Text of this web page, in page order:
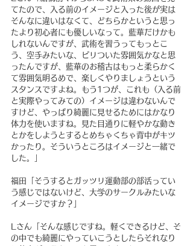
てたので、入る前のイメージと入った後が実は
そんなに違いはなくて、どちらかというと思っ
たより初心者にも優しいなって。藍華だけかも
しれないんですが、武術を習うってもっとこ
う、空手みたいな、ピリついた雰囲気かなと思
ったんですが、藍華のお稽古はもっと柔らかく
て雰囲気明るめで、楽しくやりましょうという
スタンスですよね。もう1つが、これも（入る前
と実際やってみての）イメージは違わないんで
すけど、やっぱり綺麗に見せるためにはかなり
体力を使いますね。見た目通りに軽やかな動き
とかをしようとするとめちゃくちゃ背中がキツ
かったり。そういうところはイメージと一緒で
した。」
福田「そうするとガッツリ運動部の部活ってい
う感じではないけど、大学のサークルみたいな
イメージですか？」
Lさん「そんな感じですね。軽くできるけど、そ
の中でも綺麗にやっていこうとしたらそれなり